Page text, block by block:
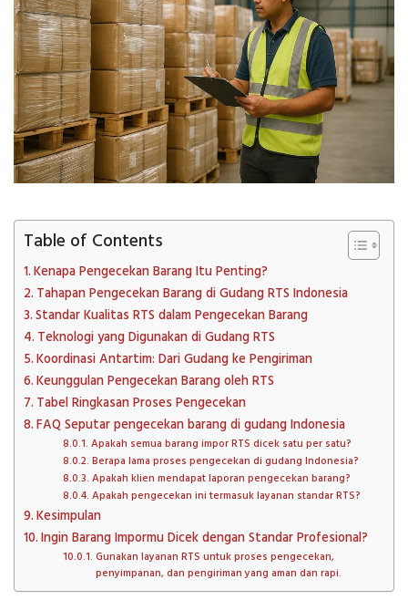
Table of Contents
Kenapa Pengecekan Barang Itu Penting?
Tahapan Pengecekan Barang di Gudang RTS Indonesia
Standar Kualitas RTS dalam Pengecekan Barang
Teknologi yang Digunakan di Gudang RTS
Koordinasi Antartim: Dari Gudang ke Pengiriman
Keunggulan Pengecekan Barang oleh RTS
Tabel Ringkasan Proses Pengecekan
FAQ Seputar pengecekan barang di gudang Indonesia
Apakah semua barang impor RTS dicek satu per satu?
Berapa lama proses pengecekan di gudang Indonesia?
Apakah klien mendapat laporan pengecekan barang?
Apakah pengecekan ini termasuk layanan standar RTS?
Kesimpulan
Ingin Barang Impormu Dicek dengan Standar Profesional?
Gunakan layanan RTS untuk proses pengecekan,
penyimpanan, dan pengiriman yang aman dan rapi.